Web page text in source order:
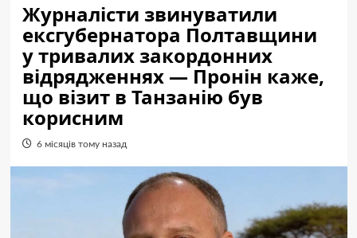
Журналісти звинуватили
ексгубернатора Полтавщини
у тривалих закордонних
відрядженнях — Пронін каже,
що візит в Танзанію був
корисним
6 місяців тому назад